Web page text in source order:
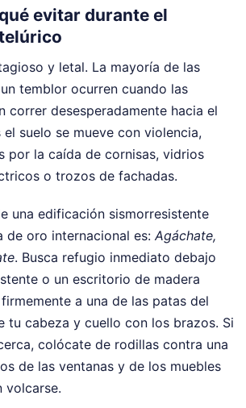
evitar durante el
y letal. La mayoría de las
temblor ocurren cuando las
correr desesperadamente hacia el
suelo se mueve con violencia,
por la caída de cornisas, vidrios
o trozos de fachadas.
una edificación sismorresistente
de oro internacional es: Agáchate,
. Busca refugio inmediato debajo
o un escritorio de madera
a una de las patas del
tu cabeza y cuello con los brazos. Si
colócate de rodillas contra una
de las ventanas y de los muebles
volcarse.